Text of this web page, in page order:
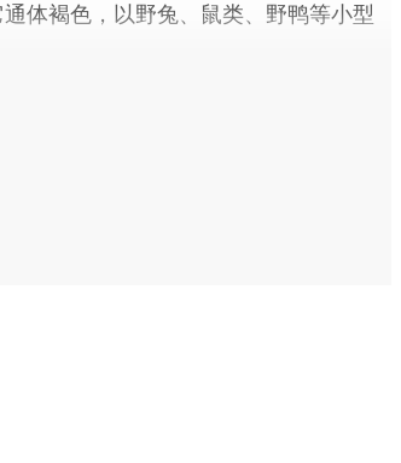
体褐色，以野兔、鼠类、野鸭等小型